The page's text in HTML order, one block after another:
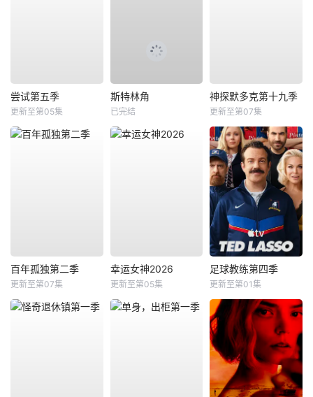
尝试第五季
更新至第05集
斯特林角
已完结
神探默多克第十九季
更新至第07集
百年孤独第二季
更新至第07集
幸运女神2026
更新至第05集
足球教练第四季
更新至第01集